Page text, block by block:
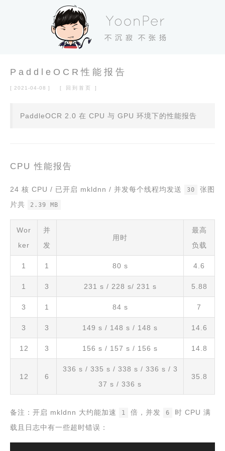
PaddleOCR性能报告
[ 2021-04-08 ] [ 回到首页 ]
PaddleOCR 2.0 在 CPU 与 GPU 环境下的性能报告
CPU 性能报告
24 核 CPU / 已开启 mkldnn / 并发每个线程均发送 30
张图
片共
2.39 MB
Wor
ker
并
发
用时
最高
负载
1 1 80 s 4.6
1 3 231 s / 228 s/ 231 s 5.88
3 1 84 s 7
3 3 149 s / 148 s / 148 s 14.6
12 3 156 s / 157 s / 156 s 14.8
12 6
336 s / 335 s / 338 s / 336 s / 3
37 s / 336 s
35.8
备注：开启 mkldnn 大约能加速 1 倍，并发 6
时 CPU 满
载且日志中有一些超时错误：